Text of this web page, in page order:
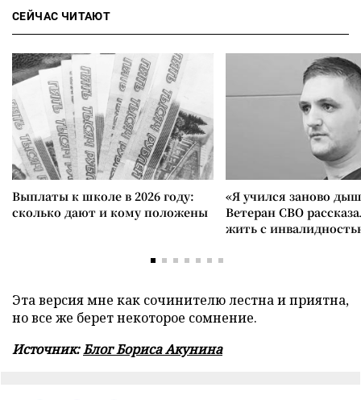
СЕЙЧАС ЧИТАЮТ
Выплаты к школе в 2026 году:
сколько дают и кому положены
«Я учился заново
Ветеран СВО
жить с
Эта версия мне как сочинителю лестна и приятна,
но все же берет некоторое сомнение.
Источник:Блог Бориса Акунина